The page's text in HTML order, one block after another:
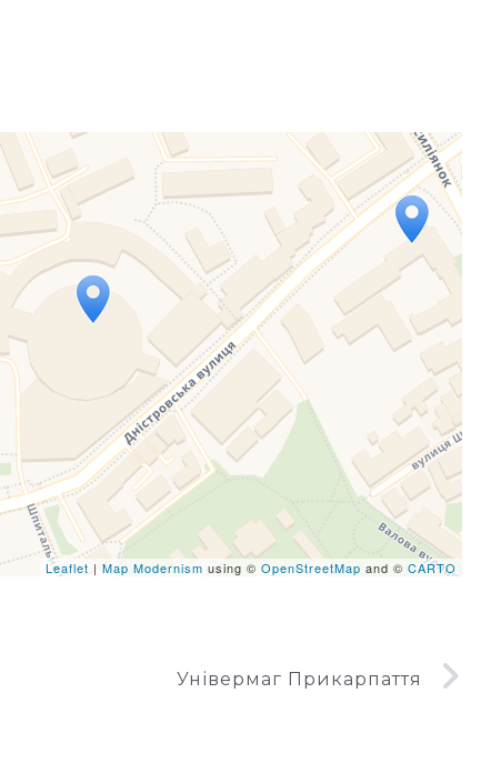
files are missing.
Leaflet | Map Modernism using © OpenStreetMap and © CARTO
Універмаг Прикарпаття